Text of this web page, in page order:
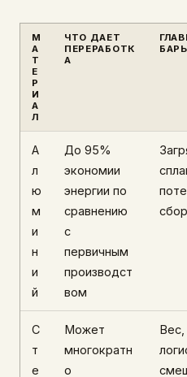
М
А
Т
Е
Р
И
А
Л
ЧТО ДАЕТ
ПЕРЕРАБОТК
А
А
л
ю
м
и
н
и
й
До 95%
экономии
энергии по
сравнению
с
первичным
производст
вом
С
т
е
Может
многократн
о
Вес,